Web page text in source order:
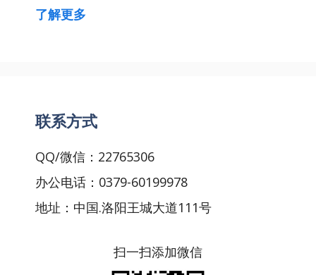
了解更多
联系方式
QQ/微信：22765306
办公电话：0379-60199978
地址：中国.洛阳王城大道111号
扫一扫添加微信